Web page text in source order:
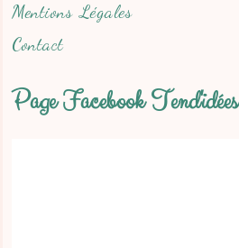
Mentions Légales
Contact
Page Facebook Tend'idées